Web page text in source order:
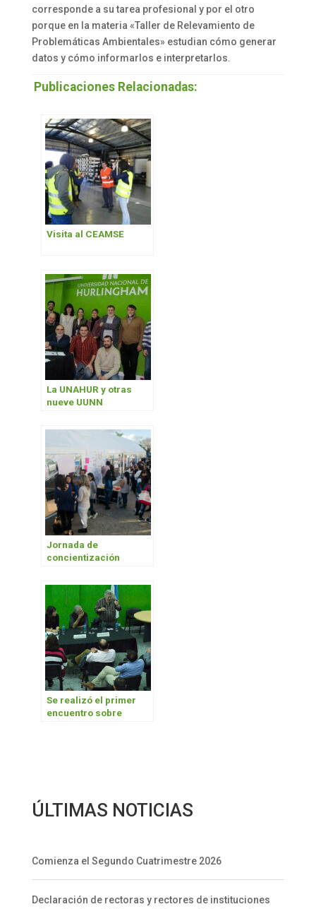
corresponde a su tarea profesional y por el otro
porque en la materia «Taller de Relevamiento de
Problemáticas Ambientales» estudian cómo generar
datos y cómo informarlos e interpretarlos.
Publicaciones Relacionadas:
Visita al CEAMSE
La UNAHUR y otras
nueve UUNN
creación de una mesa
sobre Licenciaturas
Ambientales
Jornada de
concientización
Se realizó el primer
encuentro sobre
ÚLTIMAS NOTICIAS
Comienza el Segundo Cuatrimestre 2026
Declaración de rectoras y rectores de instituciones